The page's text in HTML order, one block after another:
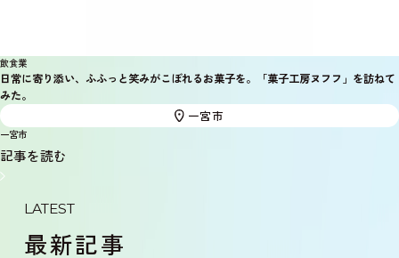
飲食業
日常に寄り添い、ふふっと笑みがこぼれるお菓子を。「菓子工房ヌフフ」を訪ねて
みた。
一宮市
一宮市
記事を読む
LATEST
最新記事